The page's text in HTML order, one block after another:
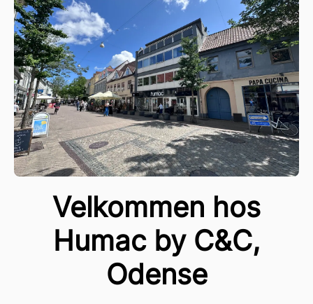
Velkommen hos
Humac by C&C,
Odense